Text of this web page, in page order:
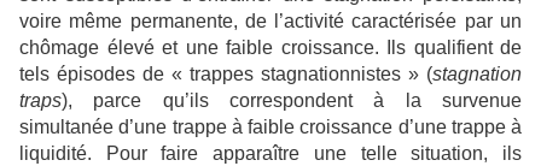
voire même permanente, de l’activité caractérisée par un
chômage élevé et une faible croissance. Ils qualifient de
tels épisodes de « trappes stagnationnistes » (stagnation
traps), parce qu’ils correspondent à la survenue
simultanée d’une trappe à faible croissance d’une trappe à
liquidité. Pour faire apparaître une telle situation, ils